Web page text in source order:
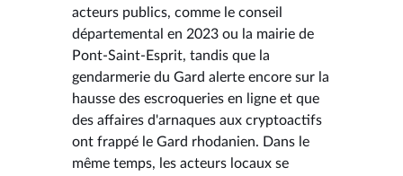
acteurs publics, comme le conseil
départemental en 2023 ou la mairie de
Pont-Saint-Esprit, tandis que la
gendarmerie du Gard alerte encore sur la
hausse des escroqueries en ligne et que
des affaires d'arnaques aux cryptoactifs
ont frappé le Gard rhodanien. Dans le
même temps, les acteurs locaux se